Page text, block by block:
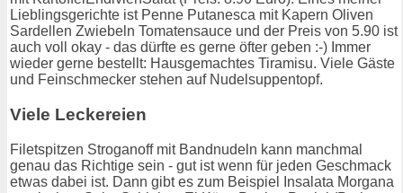
Lieblingsgerichte ist Penne Putanesca mit Kapern Oliven
Sardellen Zwiebeln Tomatensauce und der Preis von 5.90 ist
auch voll okay - das dürfte es gerne öfter geben :-) Immer
wieder gerne bestellt: Hausgemachtes Tiramisu. Viele Gäste
und Feinschmecker stehen auf Nudelsuppentopf.
Viele Leckereien
Filetspitzen Stroganoff mit Bandnudeln kann manchmal
genau das Richtige sein - gut ist wenn für jeden Geschmack
etwas dabei ist. Dann gibt es zum Beispiel Insalata Morgana